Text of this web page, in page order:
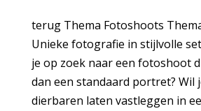
terug Thema Fotoshoots
Unieke fotografie in stijlvolle
je op zoek naar een fotoshoot
dan een standaard portret? Wil
dierbaren laten vastleggen in